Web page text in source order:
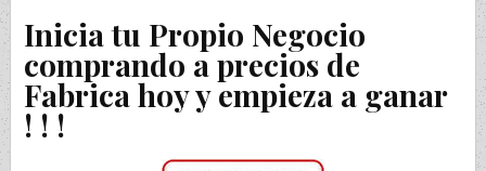
Inicia tu Propio Negocio
comprando a precios de
Fabrica hoy y empieza a ganar
! ! !